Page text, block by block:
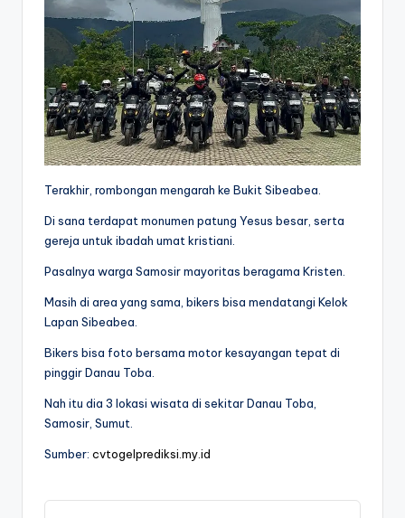
Terakhir, rombongan mengarah ke Bukit Sibeabea.
Di sana terdapat monumen patung Yesus besar, serta
gereja untuk ibadah umat kristiani.
Pasalnya warga Samosir mayoritas beragama Kristen.
Masih di area yang sama, bikers bisa mendatangi Kelok
Lapan Sibeabea.
Bikers bisa foto bersama motor kesayangan tepat di
pinggir Danau Toba.
Nah itu dia 3 lokasi wisata di sekitar Danau Toba,
Samosir, Sumut.
Sumber: cvtogelprediksi.my.id